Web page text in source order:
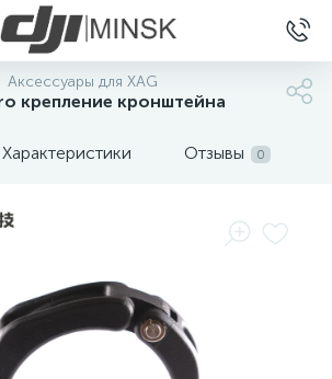
Аксессуары для XAG
крепление кронштейна
Характеристики Отзывы 0